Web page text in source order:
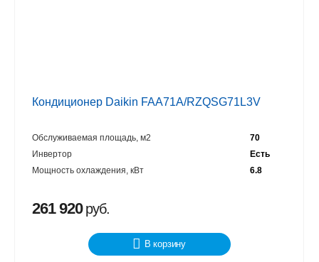
Кондиционер Daikin FAA71A/RZQSG71L3V
Обслуживаемая площадь, м2
70
Инвертор
Есть
Мощность охлаждения, кВт
6.8
261 920руб.
В корзину